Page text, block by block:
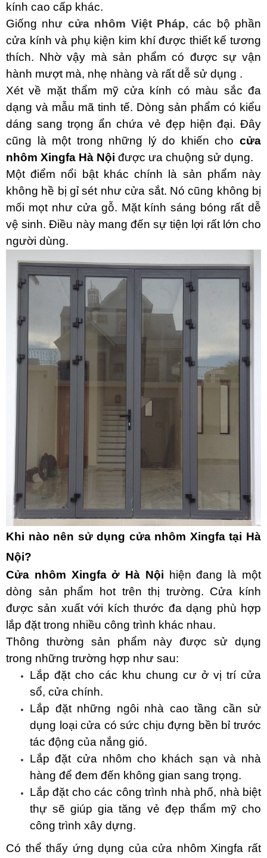
kính cao cấp khác.
Giống như cửa nhôm Việt Pháp, các bộ phần
cửa kính và phụ kiện kim khí được thiết kế tương
thích. Nhờ vậy mà sản phẩm có được sự vận
hành mượt mà, nhẹ nhàng và rất dễ sử dụng .
Xét về mặt thẩm mỹ cửa kính có màu sắc đa
dạng và mẫu mã tinh tế. Dòng sản phẩm có kiểu
dáng sang trọng ẩn chứa vẻ đẹp hiện đại. Đây
cũng là một trong những lý do khiến cho cửa
nhôm Xingfa Hà Nội được ưa chuộng sử dụng.
Một điểm nổi bật khác chính là sản phẩm này
không hề bị gỉ sét như cửa sắt. Nó cũng không bị
mối mọt như cửa gỗ. Mặt kính sáng bóng rất dễ
vệ sinh. Điều này mang đến sự tiện lợi rất lớn cho
người dùng.
Khi nào nên sử dụng cửa nhôm Xingfa tại Hà
Nội?
Cửa nhôm Xingfa ở Hà Nội hiện đang là một
dòng sản phẩm hot trên thị trường. Cửa kính
được sản xuất với kích thước đa dạng phù hợp
lắp đặt trong nhiều công trình khác nhau.
Thông thường sản phẩm này được sử dụng
trong những trường hợp như sau:
Lắp đặt cho các khu chung cư ở vị trí cửa
sổ, cửa chính.
Lắp đặt những ngôi nhà cao tầng cần sử
dụng loại cửa có sức chịu đựng bền bỉ trước
tác động của nắng gió.
Lắp đặt cửa nhôm cho khách sạn và nhà
hàng để đem đến không gian sang trọng.
Lắp đặt cho các công trình nhà phố, nhà biệt
thự sẽ giúp gia tăng vẻ đẹp thẩm mỹ cho
công trình xây dựng.
Có thể thấy ứng dụng của cửa nhôm Xingfa rất